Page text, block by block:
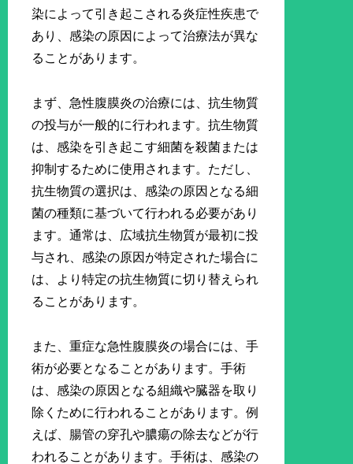
染によって引き起こされる炎症性疾患で
あり、感染の原因によって治療法が異な
ることがあります。
まず、急性腹膜炎の治療には、抗生物質
の投与が一般的に行われます。抗生物質
は、感染を引き起こす細菌を殺菌または
抑制するために使用されます。ただし、
抗生物質の選択は、感染の原因となる細
菌の種類に基づいて行われる必要があり
ます。通常は、広域抗生物質が最初に投
与され、感染の原因が特定された場合に
は、より特定の抗生物質に切り替えられ
ることがあります。
また、重症な急性腹膜炎の場合には、手
術が必要となることがあります。手術
は、感染の原因となる組織や臓器を取り
除くために行われることがあります。例
えば、腸管の穿孔や膿瘍の除去などが行
われることがあります。手術は、感染の